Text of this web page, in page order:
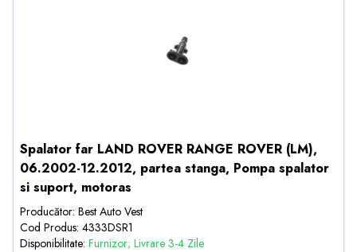
Spalator far LAND ROVER RANGE ROVER (LM),
06.2002-12.2012, partea stanga, Pompa spalator
si suport, motoras
Producător: Best Auto Vest
Cod Produs: 4333DSR1
Disponibilitate: Furnizor; Livrare 3-4 Zile